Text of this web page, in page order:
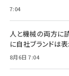
7:04
人と機械の両方に
に自社ブランドは
8月6日 7:04